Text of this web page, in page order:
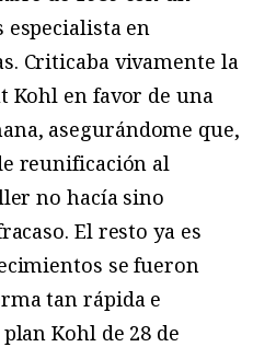
en
Criticaba vivamente la
Kohl en favor de una
asegurándome que,
reunificación al
no hacía sino
El resto ya es
se fueron
tan rápida e
Kohl de 28 de